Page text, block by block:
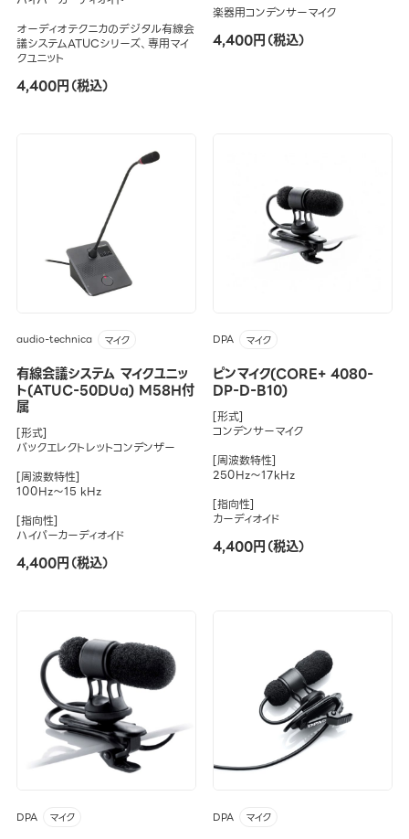
オーディオテクニカのデジタル有線会
議システムATUCシリーズ、専用マイ
クユニット
4,400円（税込）
楽器用コンデンサーマイク
4,400円（税込）
audio-technica マイク
有線会議システム マイクユニッ
ト(ATUC-50DUa) M58H付
属
[形式]
バックエレクトレットコンデンザー
[周波数特性]
100Hz～15 kHz
[指向性]
ハイパーカーディオイド
4,400円（税込）
DPA マイク
ピンマイク(CORE+ 4080-
DP-D-B10)
[形式]
コンデンサーマイク
[周波数特性]
250Hz～17kHz
[指向性]
カーディオイド
4,400円（税込）
DPA マイク DPA マイク